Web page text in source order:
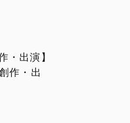
・出演】
作・出